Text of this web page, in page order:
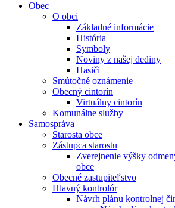
Obec
O obci
Základné informácie
História
Symboly
Noviny z našej dediny
Hasiči
Smútočné oznámenie
Obecný cintorín
Virtuálny cintorín
Komunálne služby
Samospráva
Starosta obce
Zástupca starostu
Zverejnenie výšky
obce
Obecné zastupiteľstvo
Hlavný kontrolór
Návrh plánu kontrolnej